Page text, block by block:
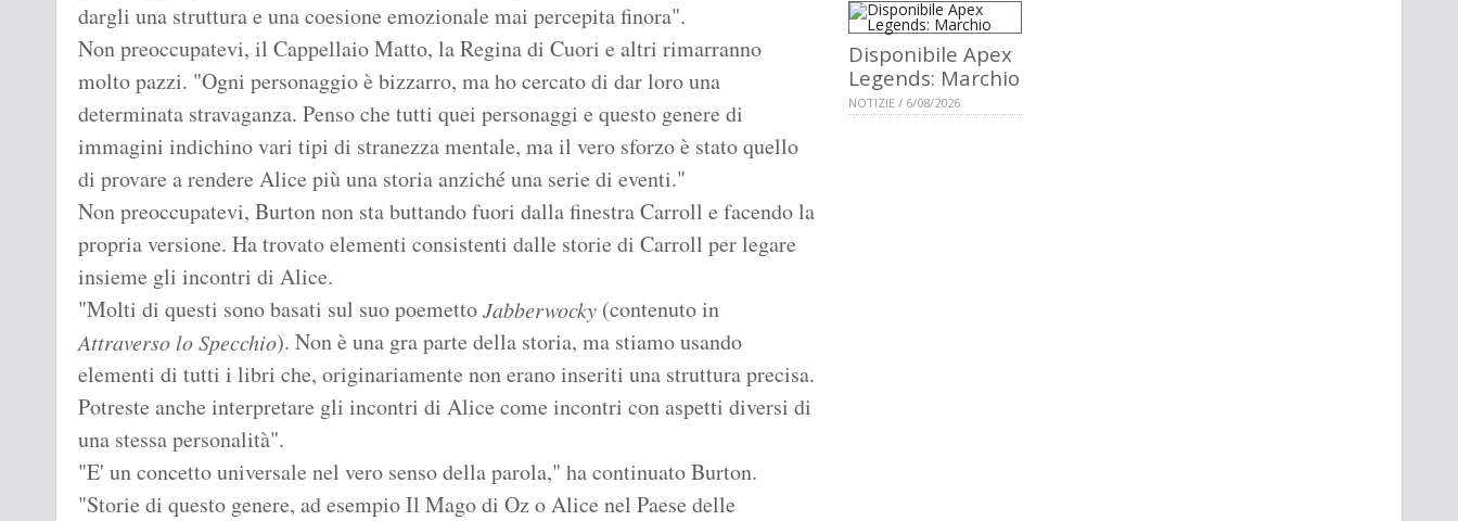
dargli una struttura e una coesione emozionale mai percepita finora".
Non preoccupatevi, il Cappellaio Matto, la Regina di Cuori e altri rimarranno
molto pazzi. "Ogni personaggio è bizzarro, ma ho cercato di dar loro una
determinata stravaganza. Penso che tutti quei personaggi e questo genere di
immagini indichino vari tipi di stranezza mentale, ma il vero sforzo è stato quello
di provare a rendere Alice più una storia anziché una serie di eventi."
Non preoccupatevi, Burton non sta buttando fuori dalla finestra Carroll e facendo la
propria versione. Ha trovato elementi consistenti dalle storie di Carroll per legare
insieme gli incontri di Alice.
"Molti di questi sono basati sul suo poemettoJabberwocky (contenuto in
Attraverso lo Specchio). Non è una gra parte della storia, ma stiamo usando
elementi di tutti i libri che, originariamente non erano inseriti una struttura precisa.
Potreste anche interpretare gli incontri di Alice come incontri con aspetti diversi di
una stessa personalità".
"E' un concetto universale nel vero senso della parola," ha continuato Burton.
"Storie di questo genere, ad esempio Il Mago di Oz o Alice nel Paese delle
Disponibile Apex
Legends: Marchio
NOTIZIE / 6/08/2026